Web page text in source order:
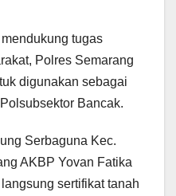
tugas
Polres Semarang
digunakan sebagai
Bancak.
Serbaguna Kec.
AKBP Yovan Fatika
sertifikat tanah